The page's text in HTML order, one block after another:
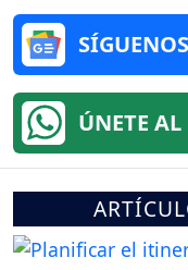
ÚNETE